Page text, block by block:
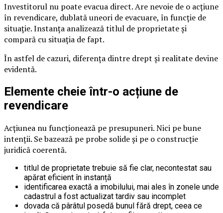
Investitorul nu poate evacua direct. Are nevoie de o acțiune
în revendicare, dublată uneori de evacuare, în funcție de
situație. Instanța analizează titlul de proprietate și
compară cu situația de fapt.
În astfel de cazuri, diferența dintre drept și realitate devine
evidentă.
Elemente cheie într-o acțiune de
revendicare
Acțiunea nu funcționează pe presupuneri. Nici pe bune
intenții. Se bazează pe probe solide și pe o construcție
juridică coerentă.
titlul de proprietate trebuie să fie clar, necontestat sau
apărat eficient în instanță
identificarea exactă a imobilului, mai ales în zonele unde
cadastrul a fost actualizat tardiv sau incomplet
dovada că pârâtul posedă bunul fără drept, ceea ce